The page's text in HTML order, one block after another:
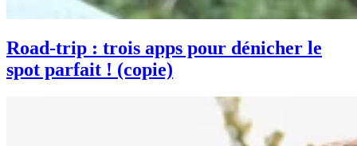
Road-trip : trois apps pour dénicher le
spot parfait ! (copie)